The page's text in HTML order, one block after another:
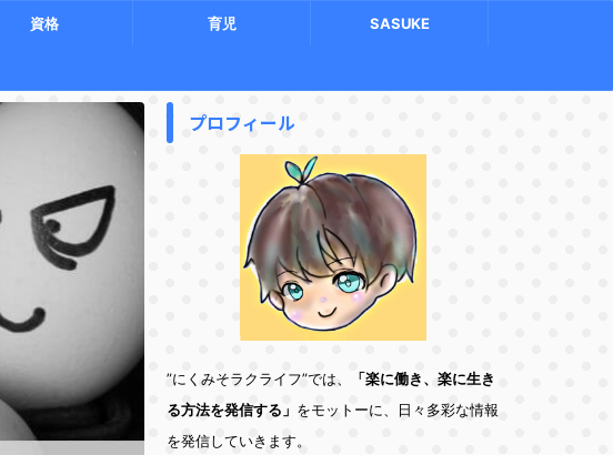
資格 育児 SASUKE
プロフィール
”にくみそラクライフ”では、
「楽に働き、楽に生き
る方法を発信する」 をモットーに、日々多彩な情報
を発信していきます。